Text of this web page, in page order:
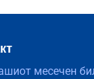
месечен